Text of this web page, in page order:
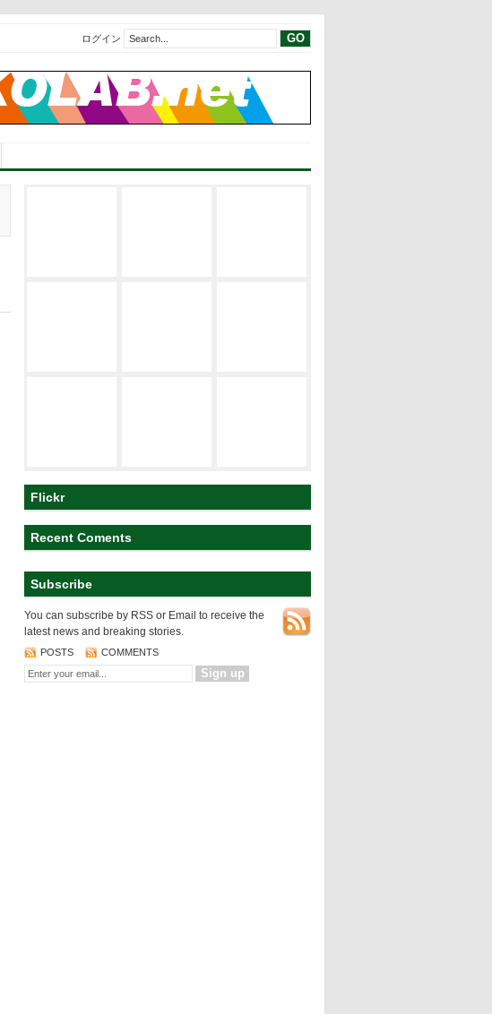
ログイン
Flickr
Recent Coments
Subscribe
You can subscribe by RSS or Email to receive the
latest news and breaking stories.
POSTS COMMENTS